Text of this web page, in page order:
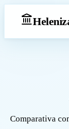
Heleniz
Comparativa